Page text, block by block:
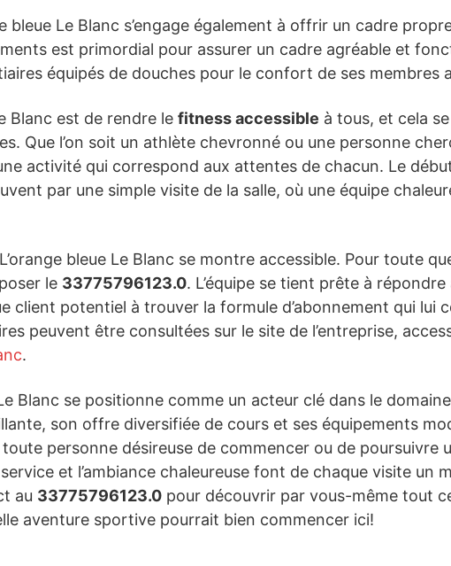
bleue Le Blanc s’engage également à offrir un cadre
est primordial pour assurer un cadre agréable et
équipés de douches pour le confort de ses membres
Blanc est de rendre le fitness accessible à tous, et cela
Que l’on soit un athlète chevronné ou une personne
activité qui correspond aux attentes de chacun. Le
par une simple visite de la salle, où une équipe
bleue Le Blanc se montre accessible. Pour toute
le 33775796123.0. L’équipe se tient prête à
client potentiel à trouver la formule d’abonnement qui lui
peuvent être consultées sur le site de l’entreprise,
.
Blanc se positionne comme un acteur clé dans le
son offre diversifiée de cours et ses équipements
personne désireuse de commencer ou de poursuivre
et l’ambiance chaleureuse font de chaque visite un
au 33775796123.0 pour découvrir par vous-même tout
aventure sportive pourrait bien commencer ici!